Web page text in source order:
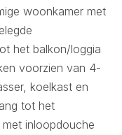
woonkamer met
het balkon/loggia
voorzien van 4-
koelkast en
tot het
inloopdouche